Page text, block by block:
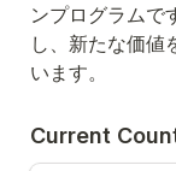
ンプログラムで
し、新たな価値
います。
Current